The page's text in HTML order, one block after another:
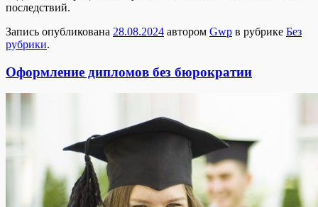
последствий.
Запись опубликована 28.08.2024 автором Gwp в рубрике Без
рубрики.
Оформление дипломов без бюрократии